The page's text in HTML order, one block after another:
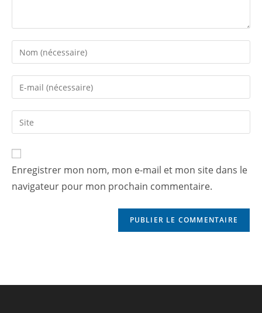
Enregistrer mon nom, mon e-mail et mon site dans le
navigateur pour mon prochain commentaire.